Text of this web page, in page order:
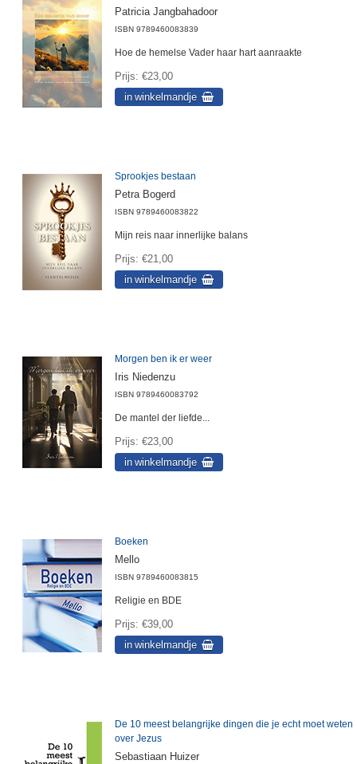
Patricia Jangbahadoor
ISBN 9789460083839
Hoe de hemelse Vader haar hart aanraakte
Prijs €23,00
Sprookjes bestaan
Petra Bogerd
ISBN 9789460083822
Mijn reis naar innerlijke balans
Prijs €21,00
Morgen ben ik er weer
Iris Niedenzu
ISBN 9789460083792
De mantel der liefde...
Prijs €23,00
Boeken
Mello
ISBN 9789460083815
Religie en BDE
Prijs €39,00
De 10 meest belangrijke dingen die je echt moet weten
over Jezus
Sebastiaan Huizer